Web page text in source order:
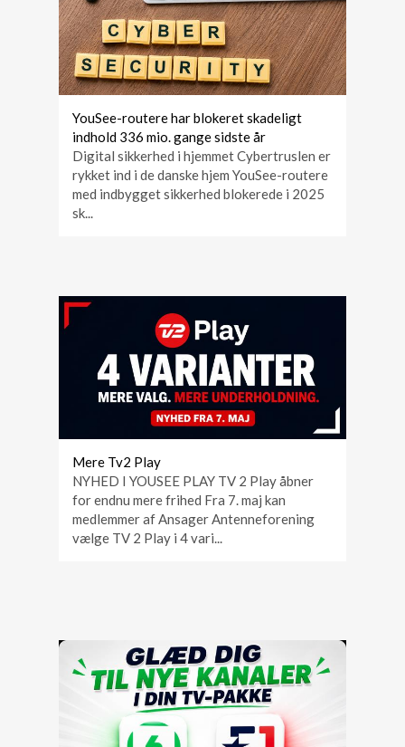
YouSee-routere har blokeret skadeligt
indhold 336 mio. gange sidste år
Digital sikkerhed i hjemmet Cybertruslen er
rykket ind i de danske hjem YouSee-routere
med indbygget sikkerhed blokerede i 2025
sk...
Mere Tv2 Play
NYHED I YOUSEE PLAY TV 2 Play åbner
for endnu mere frihed Fra 7. maj kan
medlemmer af Ansager Antenneforening
vælge TV 2 Play i 4 vari...